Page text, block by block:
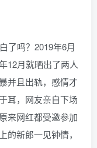
了吗？2019年6月
12月就晒出了两人
并且出轨，感情才
耳，网友亲自下场
来网红都受邀参加
新郎一见钟情，